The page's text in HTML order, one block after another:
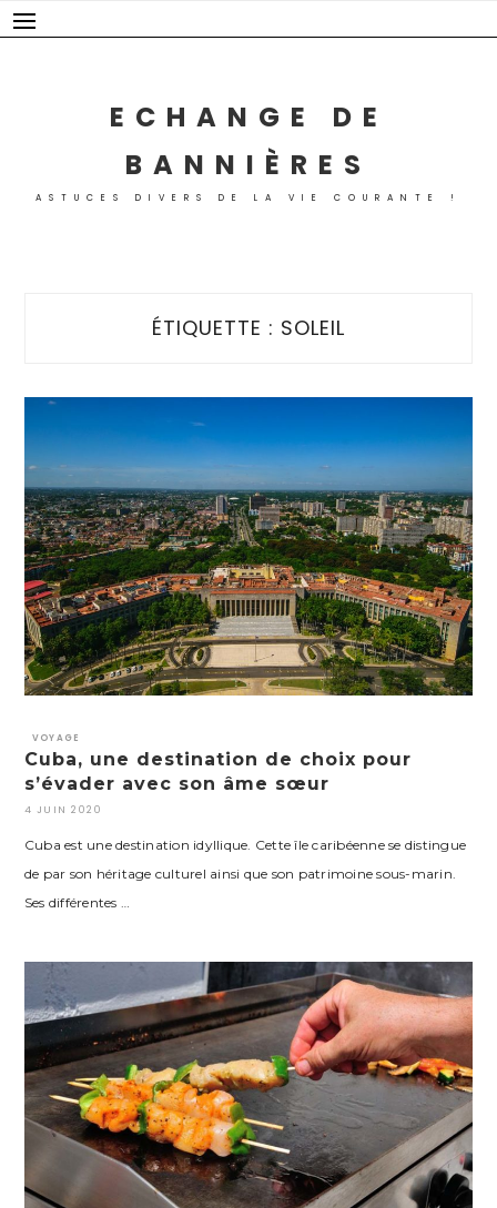
Skip
to
ECHANGE DE
BANNIÈRES
ASTUCES DIVERS DE LA VIE COURANTE !
ÉTIQUETTE : SOLEIL
VOYAGE
Cuba, une destination de choix pour
s’évader avec son âme sœur
4 JUIN 2020
Cuba est une destination idyllique. Cette île caribéenne se distingue
de par son héritage culturel ainsi que son patrimoine sous-marin.
Ses différentes …